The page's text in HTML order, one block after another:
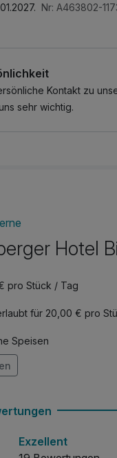
Nähe des
an und genießen
Nutzung
Nr: A463802-
Kontakt zu
sehr wichtig.
Hotel
pro Stück / Tag
für 20,00 € pro
Speisen
Exzellent